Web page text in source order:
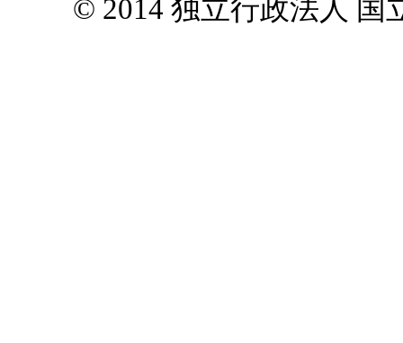
© 2014 独立行政法人 国